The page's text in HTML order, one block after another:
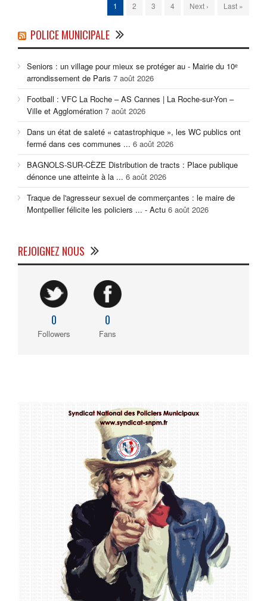
1 2 3 4 Next › Last »
POLICE MUNICIPALE
Seniors : un village pour mieux se protéger au - Mairie du 10ᵉ
arrondissement de Paris 7 août 2026
Football : VFC La Roche – AS Cannes | La Roche-sur-Yon –
Ville et Agglomération 7 août 2026
Dans un état de saleté « catastrophique », les WC publics ont
fermé dans ces communes ... 6 août 2026
BAGNOLS-SUR-CÈZE Distribution de tracts : Place publique
dénonce une atteinte à la ... 6 août 2026
Traque de l'agresseur sexuel de commerçantes : le maire de
Montpellier félicite les policiers ... - Actu 6 août 2026
REJOIGNEZ NOUS
0
Followers
0
Fans